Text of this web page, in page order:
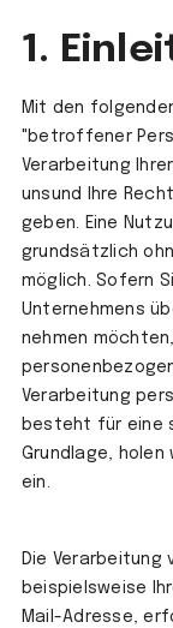
1.
Mit den
"betroffener
Verarbeitung
unsund Ihre
geben. Eine
grundsätzlich
möglich. Sofern
Unternehmens
nehmen
Verarbeitung
besteht für eine
Grundlage, holen
ein.
Die Verarbeitung
beispielsweise
Mail-Adresse,